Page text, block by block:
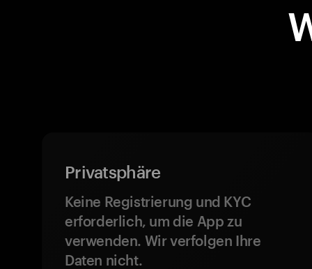
Privatsphäre
Keine Registrierung und KYC
erforderlich, um die App zu
verwenden. Wir verfolgen Ihre
Daten nicht.